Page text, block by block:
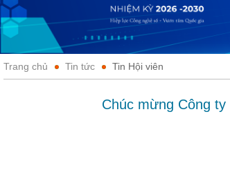
Trang chủ Tin tức Tin Hội viên
Chúc mừng Công